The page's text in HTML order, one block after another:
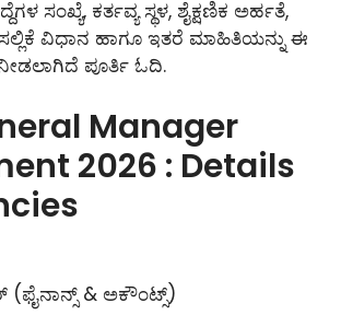
ಸಂಖ್ಯೆ, ಕರ್ತವ್ಯ ಸ್ಥಳ, ಶೈಕ್ಷಣಿಕ ಅರ್ಹತೆ,
ವಿಧಾನ ಹಾಗೂ ಇತರೆ ಮಾಹಿತಿಯನ್ನು ಈ
ಪೂರ್ತಿ ಓದಿ.
Manager
2026 : Details
& ಅಕೌಂಟ್ಸ್)